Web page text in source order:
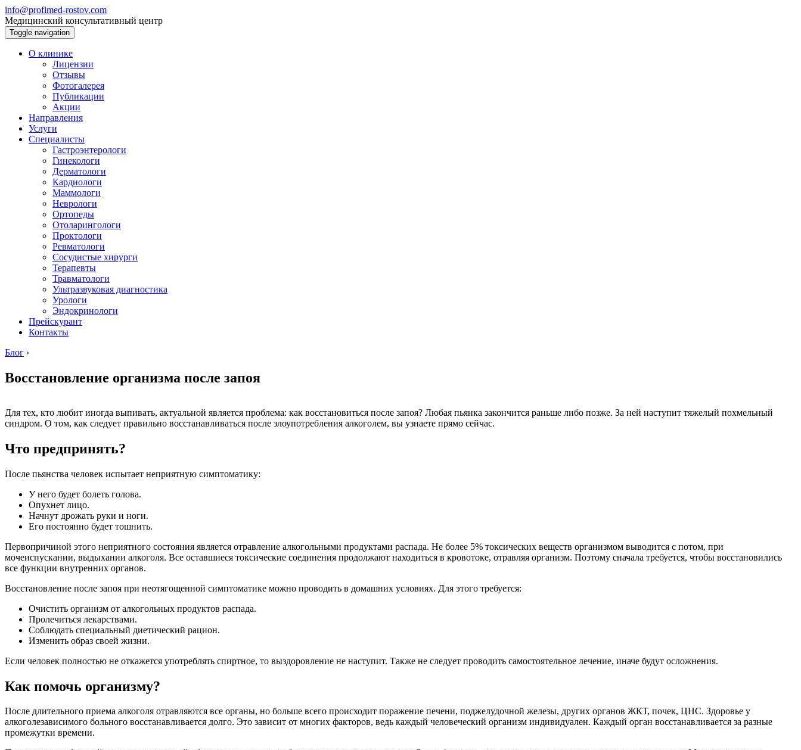
info@profimed-rostov.com
Медицинский консультативный центр
Toggle navigation
О клинике
Лицензии
Отзывы
Фотогалерея
Публикации
Акции
Направления
Услуги
Специалисты
Гастроэнтерологи
Гинекологи
Дерматологи
Кардиологи
Маммологи
Неврологи
Ортопеды
Отоларингологи
Проктологи
Ревматологи
Сосудистые хирурги
Терапевты
Травматологи
Ультразвуковая диагностика
Урологи
Эндокринологи
Прейскурант
Контакты
Блог ›
Восстановление организма после запоя
Для тех, кто любит иногда выпивать, актуальной является проблема: как восстановиться после запоя? Любая пьянка закончится раньше либо позже. За ней наступит тяжелый похмельный
синдром. О том, как следует правильно восстанавливаться после злоупотребления алкоголем, вы узнаете прямо сейчас.
Что предпринять?
После пьянства человек испытает неприятную симптоматику:
У него будет болеть голова.
Опухнет лицо.
Начнут дрожать руки и ноги.
Его постоянно будет тошнить.
Первопричиной этого неприятного состояния является отравление алкогольными продуктами распада. Не более 5% токсических веществ организмом выводится c потом, при
мочеиспускании, выдыхании алкоголя. Все оставшиеся токсические соединения продолжают находиться в кровотоке, отравляя организм. Поэтому сначала требуется, чтобы восстановились
все функции внутренних органов.
Восстановление после запоя при неотягощенной симптоматике можно проводить в домашних условиях. Для этого требуется:
Очистить организм от алкогольных продуктов распада.
Пролечиться лекарствами.
Соблюдать специальный диетический рацион.
Изменить образ своей жизни.
Если человек полностью не откажется употреблять спиртное, то выздоровление не наступит. Также не следует проводить самостоятельное лечение, иначе будут осложнения.
Как помочь организму?
После длительного приема алкоголя отравляются все органы, но больше всего происходит поражение печени, поджелудочной железы, других органов ЖКТ, почек, ЦНС. Здоровье у
алкоголезависимого больного восстанавливается долго. Это зависит от многих факторов, ведь каждый человеческий организм индивидуален. Каждый орган восстанавливается за разные
промежутки времени.